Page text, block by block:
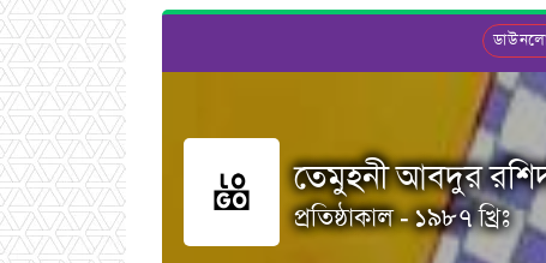
তেমুহনী আবদুর
প্রতিষ্ঠাকাল - ১৯৮৭ খ্রিঃ